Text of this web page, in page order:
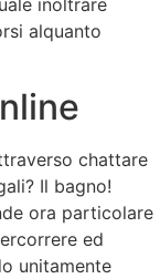
alquanto
chattare
Il bagno!
ora particolare
ed
unitamente